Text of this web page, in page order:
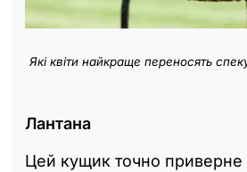
Які квіти найкраще переносять
Лантана
Цей кущик точно приверне